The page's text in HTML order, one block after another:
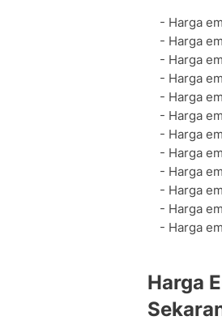
‎- Harga
‎- ⁠Harga
‎- ⁠Harga
‎- ⁠Harga
‎- ⁠Harga
‎- ⁠Harga
‎- Harga
‎- ⁠Harga
‎- ⁠Harga
‎- ⁠Harga
‎- ⁠Harga
‎- ⁠Harga
Harga